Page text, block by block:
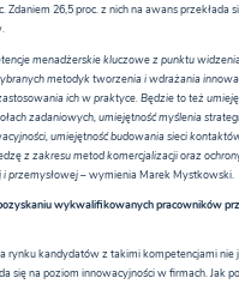
Zdaniem 26,5 proc. z nich na awans przekłada
menadżerskie kluczowe z punktu
metodyk tworzenia i wdrażania
ich w praktyce. Będzie to też
zadaniowych, umiejętność myślenia
umiejętność budowania sieci
z zakresu metod komercjalizacji oraz
przemysłowej– wymienia Marek Mystkowski.
wykwalifikowanych pracowników
rynku kandydatów z takimi kompetencjami nie
się na poziom innowacyjności w firmach. Jak